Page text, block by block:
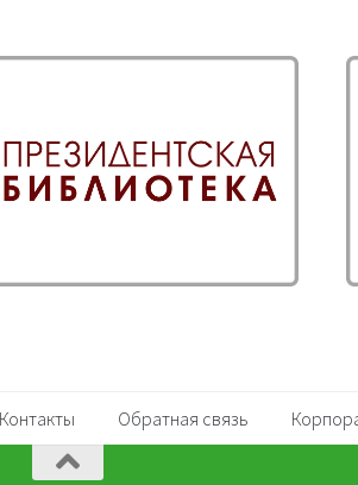
Контакты Обратная связь